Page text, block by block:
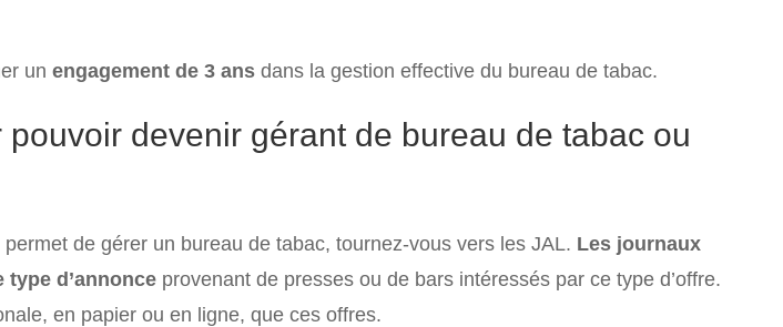
unengagement de 3 ans dans la gestion effective du bureau de tabac.
devenir gérant de bureau de tabac ou
de gérer un bureau de tabac, tournez-vous vers les JAL. Les journaux
type d’annonce provenant de presses ou de bars intéressés par ce type d’offre.
en papier ou en ligne, que ces offres.